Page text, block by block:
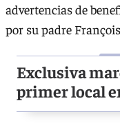
advertencias de
por su padre
Exclusiva
primer local